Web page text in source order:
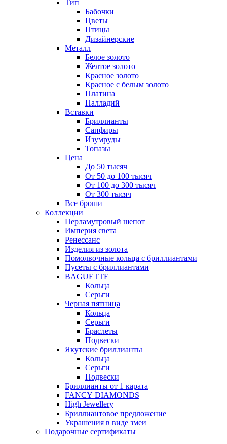
Тип
Бабочки
Цветы
Птицы
Дизайнерские
Металл
Белое золото
Желтое золото
Красное золото
Красное с белым золото
Платина
Палладий
Вставки
Бриллианты
Сапфиры
Изумруды
Топазы
Цена
До 50 тысяч
От 50 до 100 тысяч
От 100 до 300 тысяч
От 300 тысяч
Все броши
Коллекции
Перламутровый шепот
Империя света
Ренессанс
Изделия из золота
Помолвочные кольца с бриллиантами
Пусеты с бриллиантами
BAGUETTE
Кольца
Серьги
Черная пятница
Кольца
Серьги
Браслеты
Подвески
Якутские бриллианты
Кольца
Серьги
Подвески
Бриллианты от 1 карата
FANCY DIAMONDS
High Jewellery
Бриллиантовое предложение
Украшения в виде змеи
Подарочные сертификаты